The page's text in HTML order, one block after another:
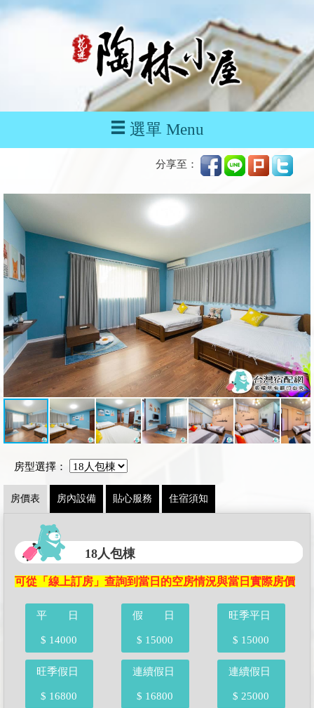
選單 Menu
分享至：
房型選擇：
房價表 房內設備 貼心服務 住宿須知
18人包棟
可從「線上訂房」查詢到當日的空房情況與當日實際房價
平 日
$ 14000
假 日
$ 15000
旺季平日
$ 15000
旺季假日
$ 16800
連續假日
$ 16800
連續假日
$ 25000